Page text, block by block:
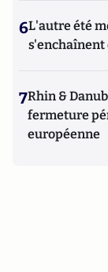
6L'autre été
s'enchaînent
7Rhin &
fermeture
européenne